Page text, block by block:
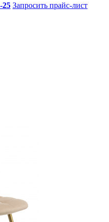
25 Запросить прайс-лист